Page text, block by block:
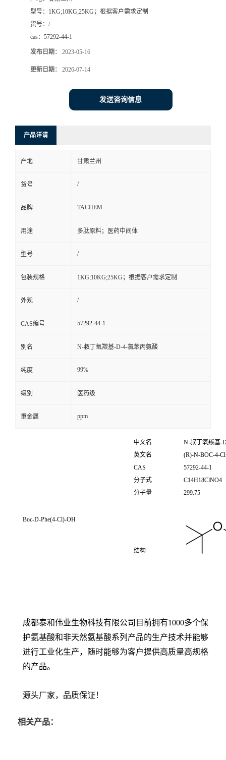
型号： 1KG;10KG;25KG；根据客户需求定制
货号： /
cas： 57292-44-1
发布日期： 2023-05-16
更新日期： 2026-07-14
发送咨询信息
产品详请
产地 甘肃兰州
货号 /
品牌 TACHEM
用途 多肽原料；医药中间体
型号 /
包装规格 1KG;10KG;25KG；根据客户需求定制
外观 /
CAS编号 57292-44-1
别名 N-叔丁氧羰基-D-4-氯苯丙氨酸
纯度 99%
级别 医药级
重金属 ppm
Boc-D-Phe(4-Cl)-OH
中文名 N-叔丁氧羰基-
英文名
(R)-N-BOC-4-
CAS
57292-44-1
分子式
C14H18ClNO4
分子量
299.75
结构
成都泰和伟业生物科技有限公司目前拥有1000多个保
护氨基酸和非天然氨基酸系列产品的生产技术并能够
进行工业化生产，随时能够为客户提供高质量高规格
的产品。
源头厂家，品质保证！
相关产品：